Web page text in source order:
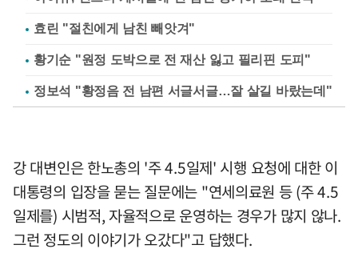
효린 "절친에게 남친 빼앗겨"
황기순 "원정 도박으로 전 재산 잃고 필리핀 도피"
정보석 "황정음 전 남편 서글서글…잘 살길 바랐는데"
강 대변인은 한노총의 '주 4.5일제' 시행 요청에 대한 이
대통령의 입장을 묻는 질문에는 "연세의료원 등 (주 4.5
일제를) 시범적, 자율적으로 운영하는 경우가 많지 않나.
그런 정도의 이야기가 오갔다"고 답했다.